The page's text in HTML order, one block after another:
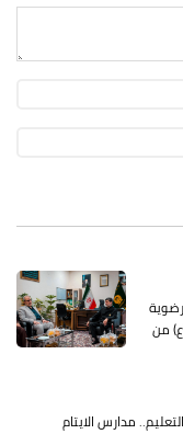
من
مدارس الايتام